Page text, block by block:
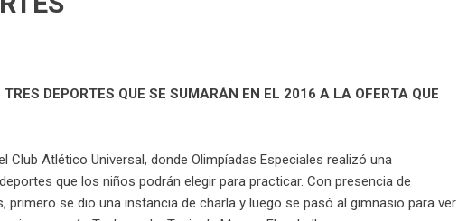
DEPORTES QUE SE SUMARÁN EN EL 2016 A LA OFERTA QUE
Club Atlético Universal, donde Olimpíadas Especiales realizó una
que los niños podrán elegir para practicar. Con presencia de
se dio una instancia de charla y luego se pasó al gimnasio para ver